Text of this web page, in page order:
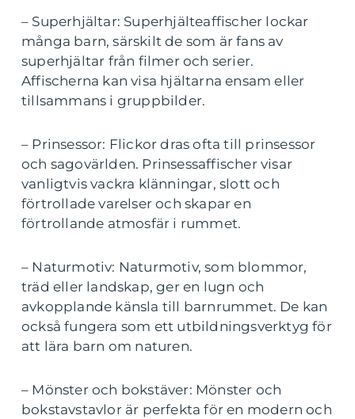
– Superhjältar: Superhjälteaffischer lockar
många barn, särskilt de som är fans av
superhjältar från filmer och serier.
Affischerna kan visa hjältarna ensam eller
tillsammans i gruppbilder.
– Prinsessor: Flickor dras ofta till prinsessor
och sagovärlden. Prinsessaffischer visar
vanligtvis vackra klänningar, slott och
förtrollade varelser och skapar en
förtrollande atmosfär i rummet.
– Naturmotiv: Naturmotiv, som blommor,
träd eller landskap, ger en lugn och
avkopplande känsla till barnrummet. De kan
också fungera som ett utbildningsverktyg för
att lära barn om naturen.
– Mönster och bokstäver: Mönster och
bokstavstavlor är perfekta för en modern och